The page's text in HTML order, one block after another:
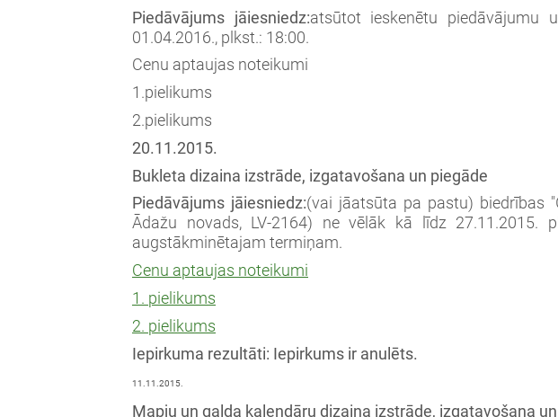
Piedāvājums jāiesniedz:atsūtot ieskenētu piedāvājumu
01.04.2016., plkst.: 18:00.
Cenu aptaujas noteikumi
1.pielikums
2.pielikums
20.11.2015.
Bukleta dizaina izstrāde, izgatavošana un piegāde
Piedāvājums jāiesniedz:(vai jāatsūta pa pastu) biedrības
Ādažu novads, LV-2164) ne vēlāk kā līdz 27.11.2015.
augstākminētajam termiņam.
Cenu aptaujas noteikumi
1. pielikums
2. pielikums
Iepirkuma rezultāti: Iepirkums ir anulēts.
11.11.2015.
Mapju un galda kalendāru dizaina izstrāde, izgatavošana